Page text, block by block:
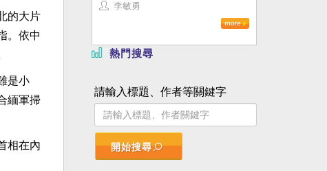
的大片
。依中
是小
緬軍掃
相在內
李敏勇
熱門搜尋
請輸入標題、作者等關鍵字
開始搜尋